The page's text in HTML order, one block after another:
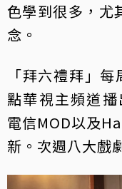
色學到很多，尤
念。
「拜六禮拜」
點華視主頻道
電信MOD以及
新。次週八大戲